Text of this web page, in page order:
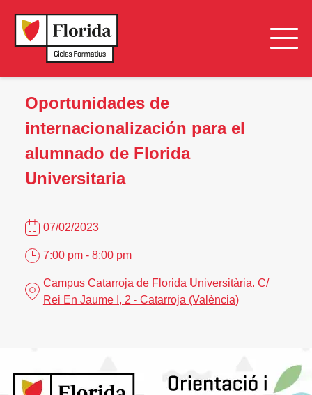
Oportunidades de
internacionalización para el
alumnado de Florida
Universitaria
07/02/2023
7:00 pm - 8:00 pm
Campus Catarroja de Florida Universitària. C/
Rei En Jaume I, 2 - Catarroja (València)